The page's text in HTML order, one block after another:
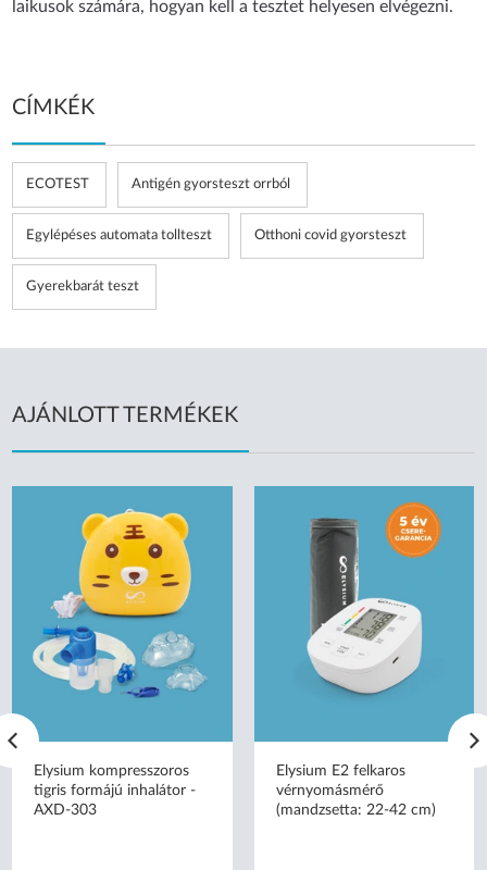
laikusok számára, hogyan kell a tesztet helyesen elvégezni.
CÍMKÉK
ECOTEST Antigén gyorsteszt orrból
Egylépéses automata tollteszt Otthoni covid gyorsteszt
Gyerekbarát teszt
AJÁNLOTT TERMÉKEK
Elysium kompresszoros
tigris formájú inhalátor -
AXD-303
Elysium E2 felkaros
vérnyomásmérő
(mandzsetta: 22-42 cm)